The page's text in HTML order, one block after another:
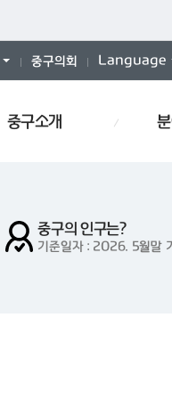
중구의회 Language
중구소개
중구의 인구는?
기준일자 : 2026. 5월말